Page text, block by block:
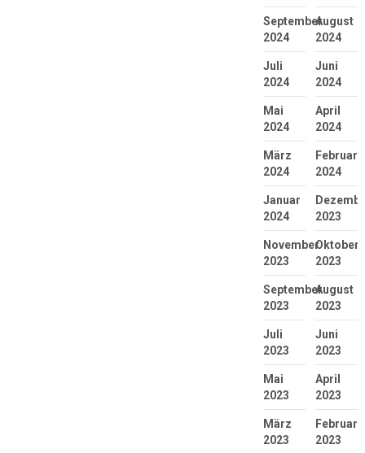
September
2024
August
2024
Juli
2024
Juni
2024
Mai
2024
April
2024
März
2024
Februar
2024
Januar
2024
2023
November
2023
Oktober
2023
September
2023
August
2023
Juli
2023
Juni
2023
Mai
2023
April
2023
März
2023
Februar
2023